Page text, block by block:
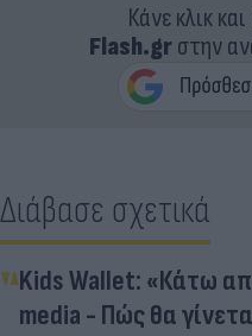
Κάνε κλικ
Flash.grστην
Διάβασε σχετικά
Kids Wallet: «Κάτω
media - Πώς θα